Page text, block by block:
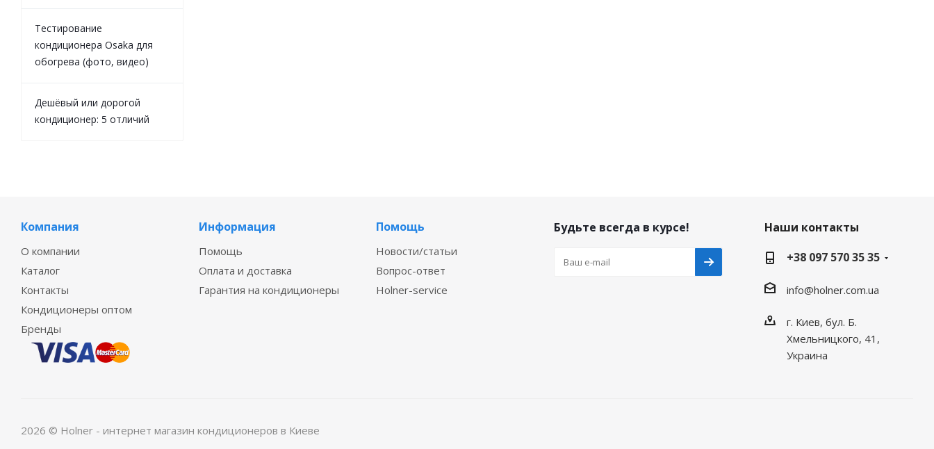
Тестирование
кондиционера Osaka для
обогрева (фото, видео)
Дешёвый или дорогой
кондиционер: 5 отличий
Компания
О компании
Каталог
Контакты
Кондиционеры оптом
Бренды
Информация
Помощь
Оплата и доставка
Гарантия на кондиционеры
Помощь
Новости/статьи
Вопрос-ответ
Holner-service
Будьте всегда в курсе!
Наши контакты
+38 097 570 35 35
info@holner.com.ua
г. Киев, бул. Б.
Хмельницкого, 41,
Украина
2026 © Holner - интернет магазин кондиционеров в Киеве